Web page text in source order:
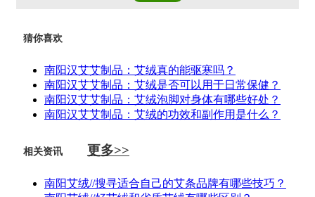
猜你喜欢
南阳汉艾艾制品：艾绒真的能驱寒吗？
南阳汉艾艾制品：艾绒是否可以用于日常保健？
南阳汉艾艾制品：艾绒泡脚对身体有哪些好处？
南阳汉艾艾制品：艾绒的功效和副作用是什么？
相关资讯 更多>>
南阳艾绒//搜寻适合自己的艾条品牌有哪些技巧？